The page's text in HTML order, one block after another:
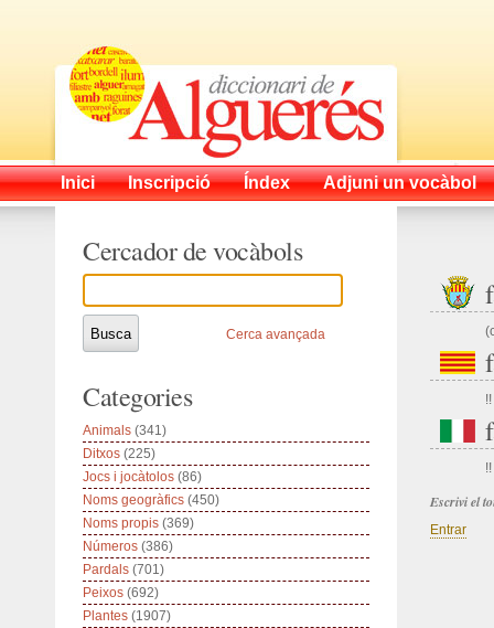
Inici Inscripció Índex Adjuni un vocàbol
!!
!!
Escrivi el
Entrar
Cercador de vocàbols
Cerca avançada
Categories
Animals (341)
Ditxos (225)
Jocs i jocàtolos (86)
Noms geogràfics (450)
Noms propis (369)
Números (386)
Pardals (701)
Peixos (692)
Plantes (1907)